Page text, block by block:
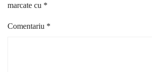
marcate cu *
Comentariu *